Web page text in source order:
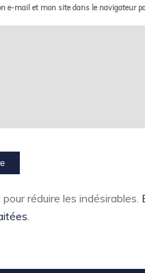
e-mail et mon site dans le navigateur
réduire les indésirables.
.